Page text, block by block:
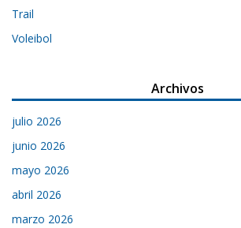
Trail
Voleibol
Archivos
julio 2026
junio 2026
mayo 2026
abril 2026
marzo 2026